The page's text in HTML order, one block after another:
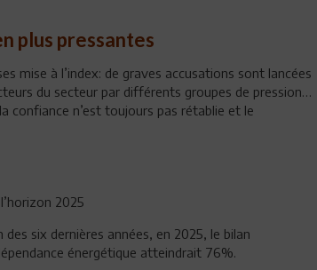
plus pressantes
mise à l’index: de graves accusations sont lancées
du secteur par différents groupes de pression…
confiance n’est toujours pas rétablie et le
2025
six dernières années, en 2025, le bilan
énergétique atteindrait 76%.